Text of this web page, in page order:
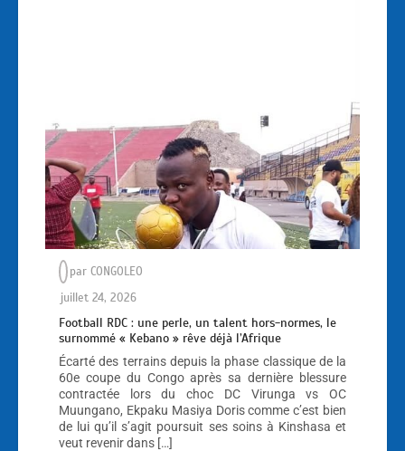
par CONGOLEO
juillet 24, 2026
Football RDC : une perle, un talent hors-normes, le
surnommé « Kebano » rêve déjà l’Afrique
Écarté des terrains depuis la phase classique de la
60e coupe du Congo après sa dernière blessure
contractée lors du choc DC Virunga vs OC
Muungano, Ekpaku Masiya Doris comme c’est bien
de lui qu’il s’agit poursuit ses soins à Kinshasa et
veut revenir dans […]